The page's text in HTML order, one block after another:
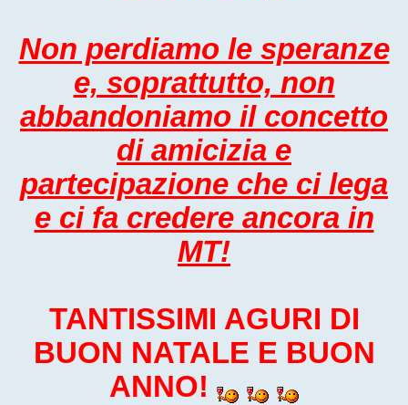
Non perdiamo le speranze
e, soprattutto, non
abbandoniamo il concetto
di amicizia e
partecipazione che ci lega
e ci fa credere ancora in
MT!
TANTISSIMI AGURI DI
BUON NATALE E BUON
ANNO!